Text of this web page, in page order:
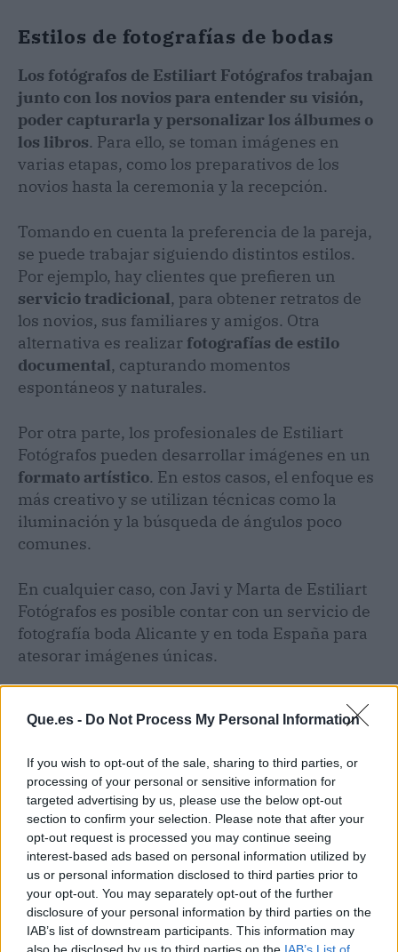
Que.es - Do Not Process My Personal Information
If you wish to opt-out of the sale, sharing to third parties, or
processing of your personal or sensitive information for
targeted advertising by us, please use the below opt-out
section to confirm your selection. Please note that after your
opt-out request is processed you may continue seeing
interest-based ads based on personal information utilized by
us or personal information disclosed to third parties prior to
your opt-out. You may separately opt-out of the further
disclosure of your personal information by third parties on the
IAB’s list of downstream participants. This information may
also be disclosed by us to third parties on the IAB’s List of
Estilos de fotografías de bodas
Los fotógrafos de Estiliart Fotógrafos trabajan
junto con los novios para entender su visión,
poder capturarla y personalizar los álbumes o
los libros. Para ello, se toman imágenes en
varias etapas, como los preparativos de los
novios hasta la ceremonia y la recepción.
Tomando en cuenta la preferencia de la pareja,
se puede trabajar siguiendo distintos estilos.
Por ejemplo, hay clientes que prefieren un
servicio tradicional, para obtener retratos de
los novios, sus familiares y amigos. Otra
alternativa es realizar fotografías de estilo
documental, capturando momentos
espontáneos y naturales.
Por otra parte, los profesionales de Estiliart
Fotógrafos pueden desarrollar imágenes en un
formato artístico. En estos casos, el enfoque es
más creativo y se utilizan técnicas como la
iluminación y la búsqueda de ángulos poco
comunes.
En cualquier caso, con Javi y Marta de Estiliart
Fotógrafos es posible contar con un servicio de
fotografía boda Alicante y en toda España para
atesorar imágenes únicas.